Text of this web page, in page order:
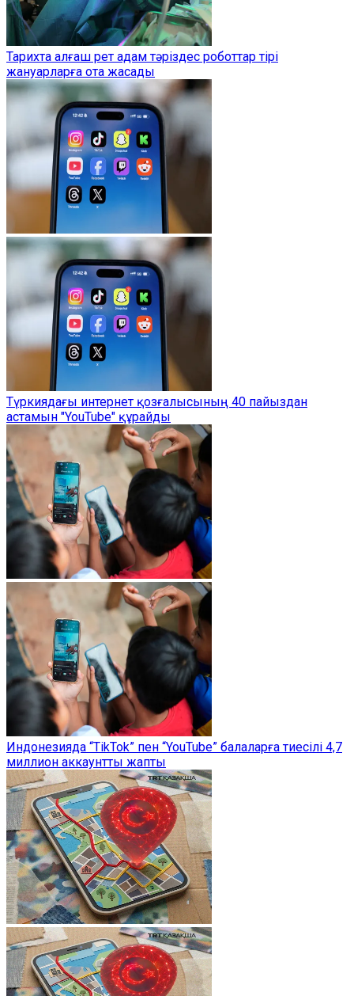
Тарихта алғаш рет адам тәріздес роботтар тірі
жануарларға ота жасады
Түркиядағы интернет қозғалысының 40 пайыздан
астамын "YouTube" құрайды
Индонезияда “TikTok” пен “YouTube” балаларға тиесілі 4,7
миллион аккаунтты жапты